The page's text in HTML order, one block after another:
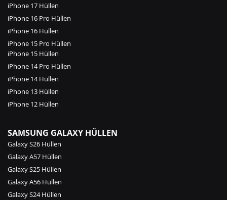
iPhone 17 Hüllen
iPhone 16 Pro Hüllen
iPhone 16 Hüllen
iPhone 15 Pro Hüllen
iPhone 15 Hüllen
iPhone 14 Pro Hüllen
iPhone 14 Hüllen
iPhone 13 Hüllen
iPhone 12 Hüllen
SAMSUNG GALAXY HÜLLEN
Galaxy S26 Hüllen
Galaxy A57 Hüllen
Galaxy S25 Hüllen
Galaxy A56 Hüllen
Galaxy S24 Hüllen